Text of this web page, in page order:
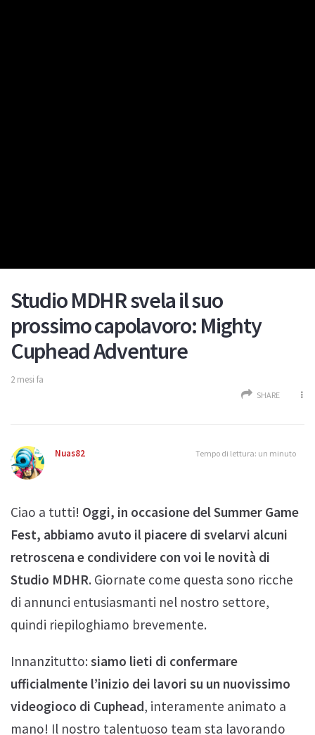
Studio MDHR svela il suo
prossimo capolavoro: Mighty
Cuphead Adventure
2 mesi fa
SHARE
Nuas82 Tempo di lettura: un minuto
Ciao a tutti! Oggi, in occasione del Summer Game
Fest, abbiamo avuto il piacere di svelarvi alcuni
retroscena e condividere con voi le novità di
Studio MDHR. Giornate come questa sono ricche
di annunci entusiasmanti nel nostro settore,
quindi riepiloghiamo brevemente.
Innanzitutto: siamo lieti di confermare
ufficialmente l’inizio dei lavori su un nuovissimo
videogioco di Cuphead, interamente animato a
mano! Il nostro talentuoso team sta lavorando